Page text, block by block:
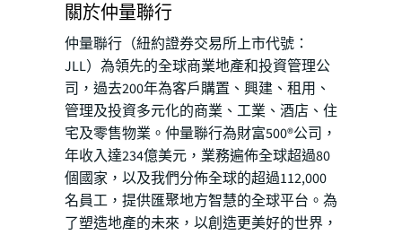
關於仲量聯行
仲量聯行（紐約證券交易所上市代號：
JLL）為領先的全球商業地產和投資管理公
司，過去200年為客戶購置、興建、租用、
管理及投資多元化的商業、工業、酒店、住
宅及零售物業。仲量聯行為財富500®公司，
年收入達234億美元，業務遍佈全球超過80
個國家，以及我們分佈全球的超過112,000
名員工，提供匯聚地方智慧的全球平台。為
了塑造地產的未來，以創造更美好的世界，